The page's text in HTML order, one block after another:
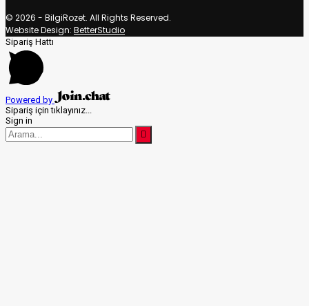
© 2026 - BilgiRozet. All Rights Reserved.
Website Design: BetterStudio
Sipariş Hattı
Powered by
Sipariş için tıklayınız...
Sign in